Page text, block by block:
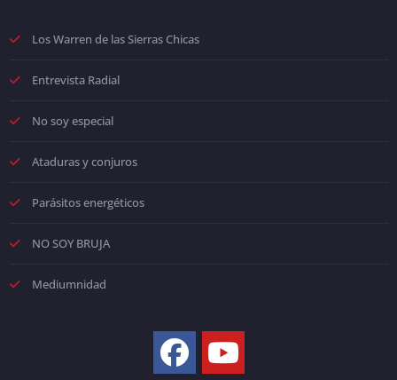
Los Warren de las Sierras Chicas
Entrevista Radial
No soy especial
Ataduras y conjuros
Parásitos energéticos
NO SOY BRUJA
Mediumnidad